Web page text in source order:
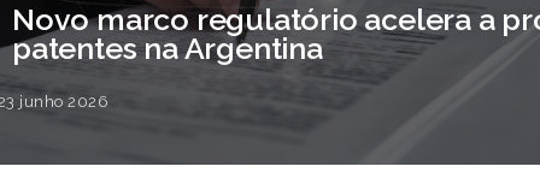
Novo marco regulatório acelera a
patentes na Argentina
junho 2026